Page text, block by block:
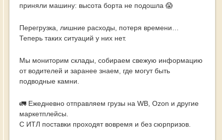
приняли машину: высота борта не подошла 😱
Перегрузка, лишние расходы, потеря времени…
Теперь таких ситуаций у них нет.
Мы мониторим склады, собираем свежую информацию
от водителей и заранее знаем, где могут быть
подводные камни.
🚛 Ежедневно отправляем грузы на WB, Ozon и другие
маркетплейсы.
С ИТЛ поставки проходят вовремя и без сюрпризов.